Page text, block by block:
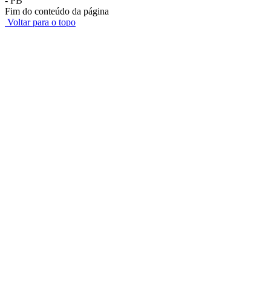
Fim do conteúdo da página
Voltar para o topo